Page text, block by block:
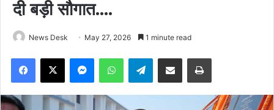
दी बड़ी सौगात….
News Desk May 27, 2026 1 minute read
Facebook
X MessengerWhatsAppTelegramShare via Email Print